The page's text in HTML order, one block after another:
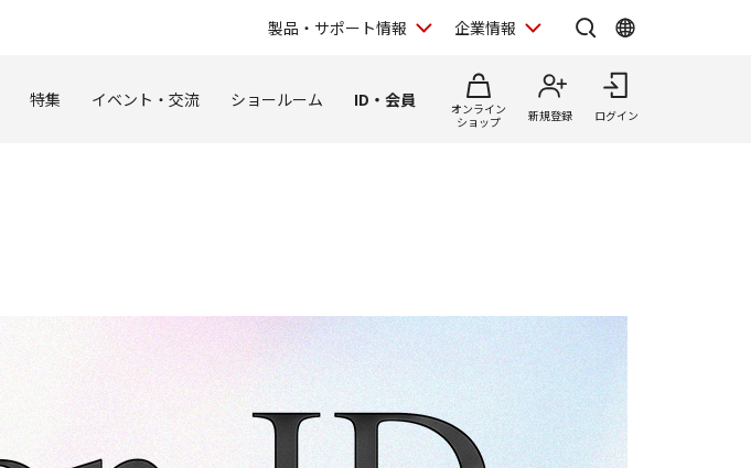
製品・サポート情報 企業情報
特集 イベント・交流 ショールーム ID・会員
オンライン
ショップ
新規登録 ログイン